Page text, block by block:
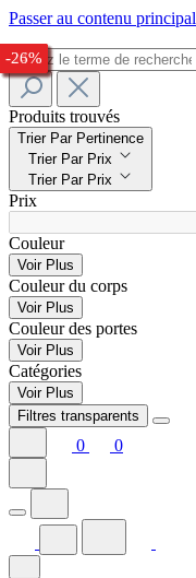
Passer au contenu principal
Produits trouvés
Trier Par Pertinence
Trier Par Prix
Trier Par Prix
Prix
Couleur
Voir Plus
Couleur du corps
Voir Plus
Couleur des portes
Voir Plus
Catégories
Voir Plus
Filtres transparents
0 0
-29%
-25%
-22%
-23%
-23%
-27%
-32%
-33%
-24%
-26%